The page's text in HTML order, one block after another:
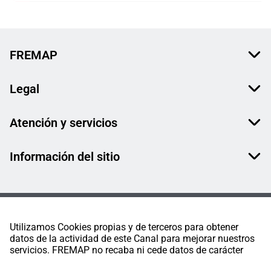
Utilizamos Cookies propias y de terceros para obtener
datos de la actividad de este Canal para mejorar nuestros
servicios. FREMAP no recaba ni cede datos de carácter
FREMAP
Legal
Atención y servicios
Información del sitio